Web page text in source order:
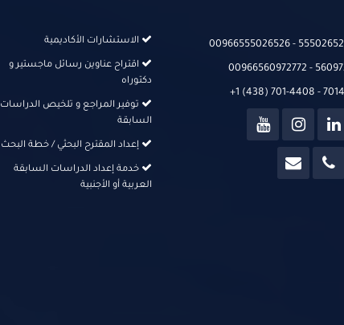
00966555026526‬‬ -
00966560972772 -
+1 (438) 701-4408 -
الاستشارات الأكاديمية
اقتراح عناوين رسائل ماجستير و
دكتوراه
توفير المراجع و تلخيص الدراسات
السابقة
إعداد المقترح البحثي / خطة البحث
خدمة إعداد الدراسات السابقة
العربية أو الأجنبية